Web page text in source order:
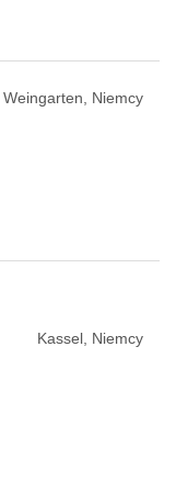
Weingarten, Niemcy
Kassel, Niemcy